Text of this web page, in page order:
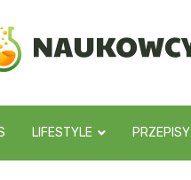
LIFESTYLE PRZEPISY